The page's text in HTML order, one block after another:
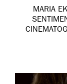
MARIA